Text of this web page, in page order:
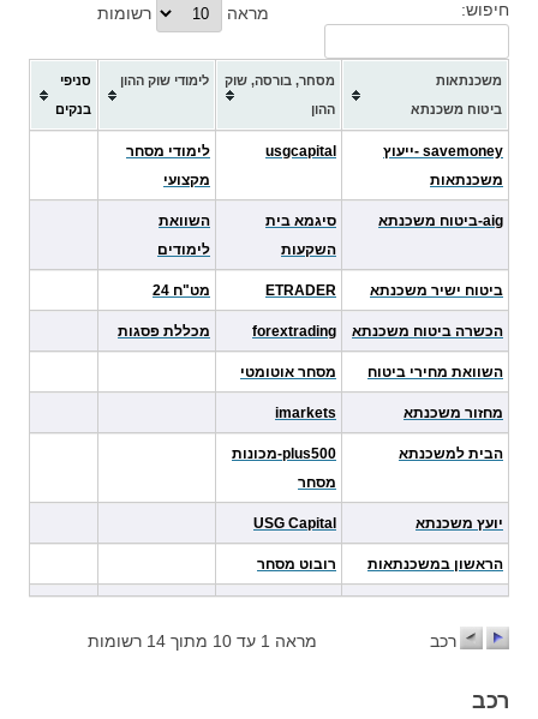
מראה
רשומות חיפוש:
משכנתאות
ביטוח משכנתא
מסחר, בורסה, שוק
ההון
לימודי שוק ההון
סניפי
בנקים
savemoney -ייעוץ
משכנתאות
usgcapital
לימודי מסחר
מקצועי
aig-ביטוח משכנתא
סיגמא בית
השקעות
השוואת
לימודים
ביטוח ישיר משכנתא ETRADER מט"ח 24
הכשרה ביטוח משכנתא forextrading מכללת פסגות
השוואת מחירי ביטוח מסחר אוטומטי
מחזור משכנתא imarkets
הבית למשכנתא
plus500-מכונות
מסחר
יועץ משכנתא USG Capital
הראשון במשכנתאות רובוט מסחר
מראה 1 עד 10 מתוך 14 רשומות רכב
רכב